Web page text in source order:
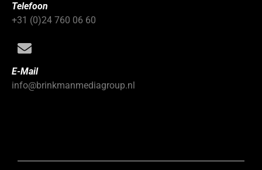
Telefoon
+31 (0)24 760 06 60
E-Mail
info@brinkmanmediagroup.nl